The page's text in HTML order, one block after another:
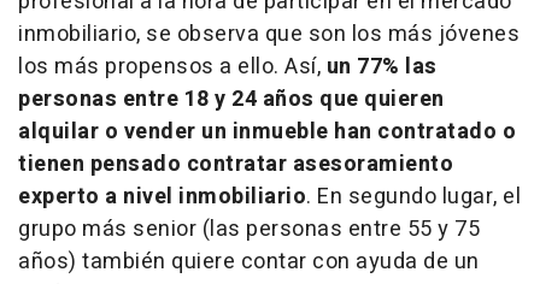
inmobiliario, se observa que son los más jóvenes
los más propensos a ello. Así, un 77% las
personas entre 18 y 24 años que quieren
alquilar o vender un inmueble han contratado o
tienen pensado contratar asesoramiento
experto a nivel inmobiliario. En segundo lugar, el
grupo más senior (las personas entre 55 y 75
años) también quiere contar con ayuda de un